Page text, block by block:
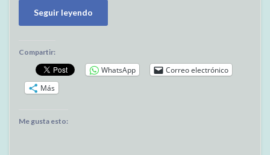
Seguir leyendo
Compartir:
WhatsApp
Correo electrónico
Más
Me gusta esto: